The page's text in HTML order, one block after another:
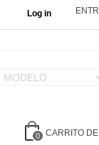
Log in
0 CARRITO